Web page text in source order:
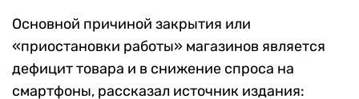
Основной причиной закрытия или
«приостановки работы» магазинов является
дефицит товара и в снижение спроса на
смартфоны, рассказал источник издания: